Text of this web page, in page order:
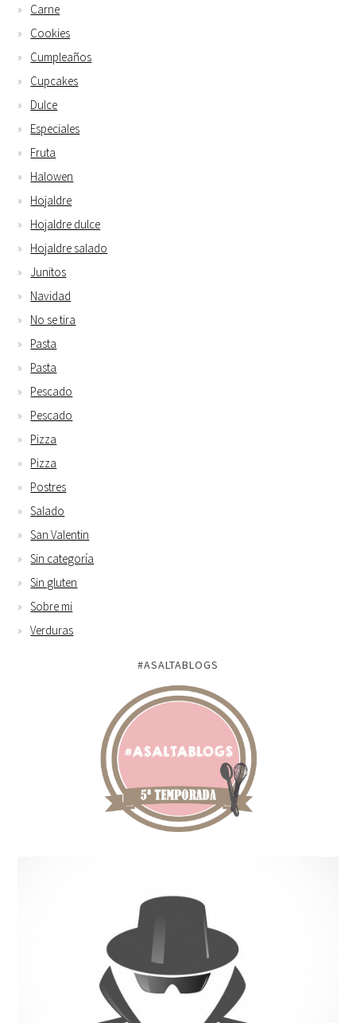
Carne
Cookies
Cumpleaños
Cupcakes
Dulce
Especiales
Fruta
Halowen
Hojaldre
Hojaldre dulce
Hojaldre salado
Junitos
Navidad
No se tira
Pasta
Pasta
Pescado
Pescado
Pizza
Pizza
Postres
Salado
San Valentin
Sin categoría
Sin gluten
Sobre mi
Verduras
#ASALTABLOGS